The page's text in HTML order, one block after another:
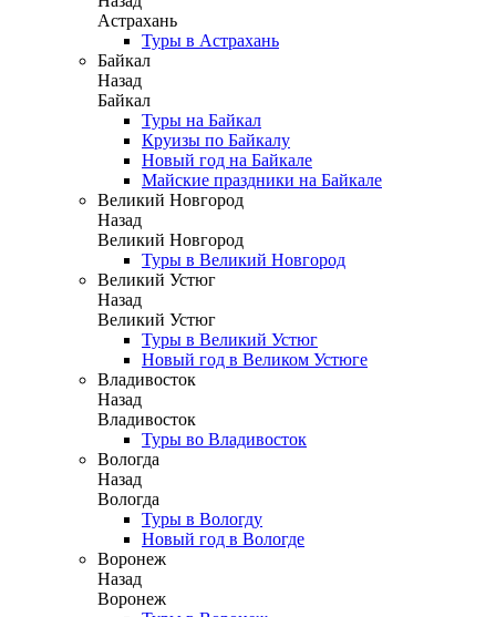
Астрахань
Туры в Астрахань
Байкал
Назад
Байкал
Туры на Байкал
Круизы по Байкалу
Новый год на Байкале
Майские праздники на Байкале
Великий Новгород
Назад
Великий Новгород
Туры в Великий Новгород
Великий Устюг
Назад
Великий Устюг
Туры в Великий Устюг
Новый год в Великом Устюге
Владивосток
Назад
Владивосток
Туры во Владивосток
Вологда
Назад
Вологда
Туры в Вологду
Новый год в Вологде
Воронеж
Назад
Воронеж